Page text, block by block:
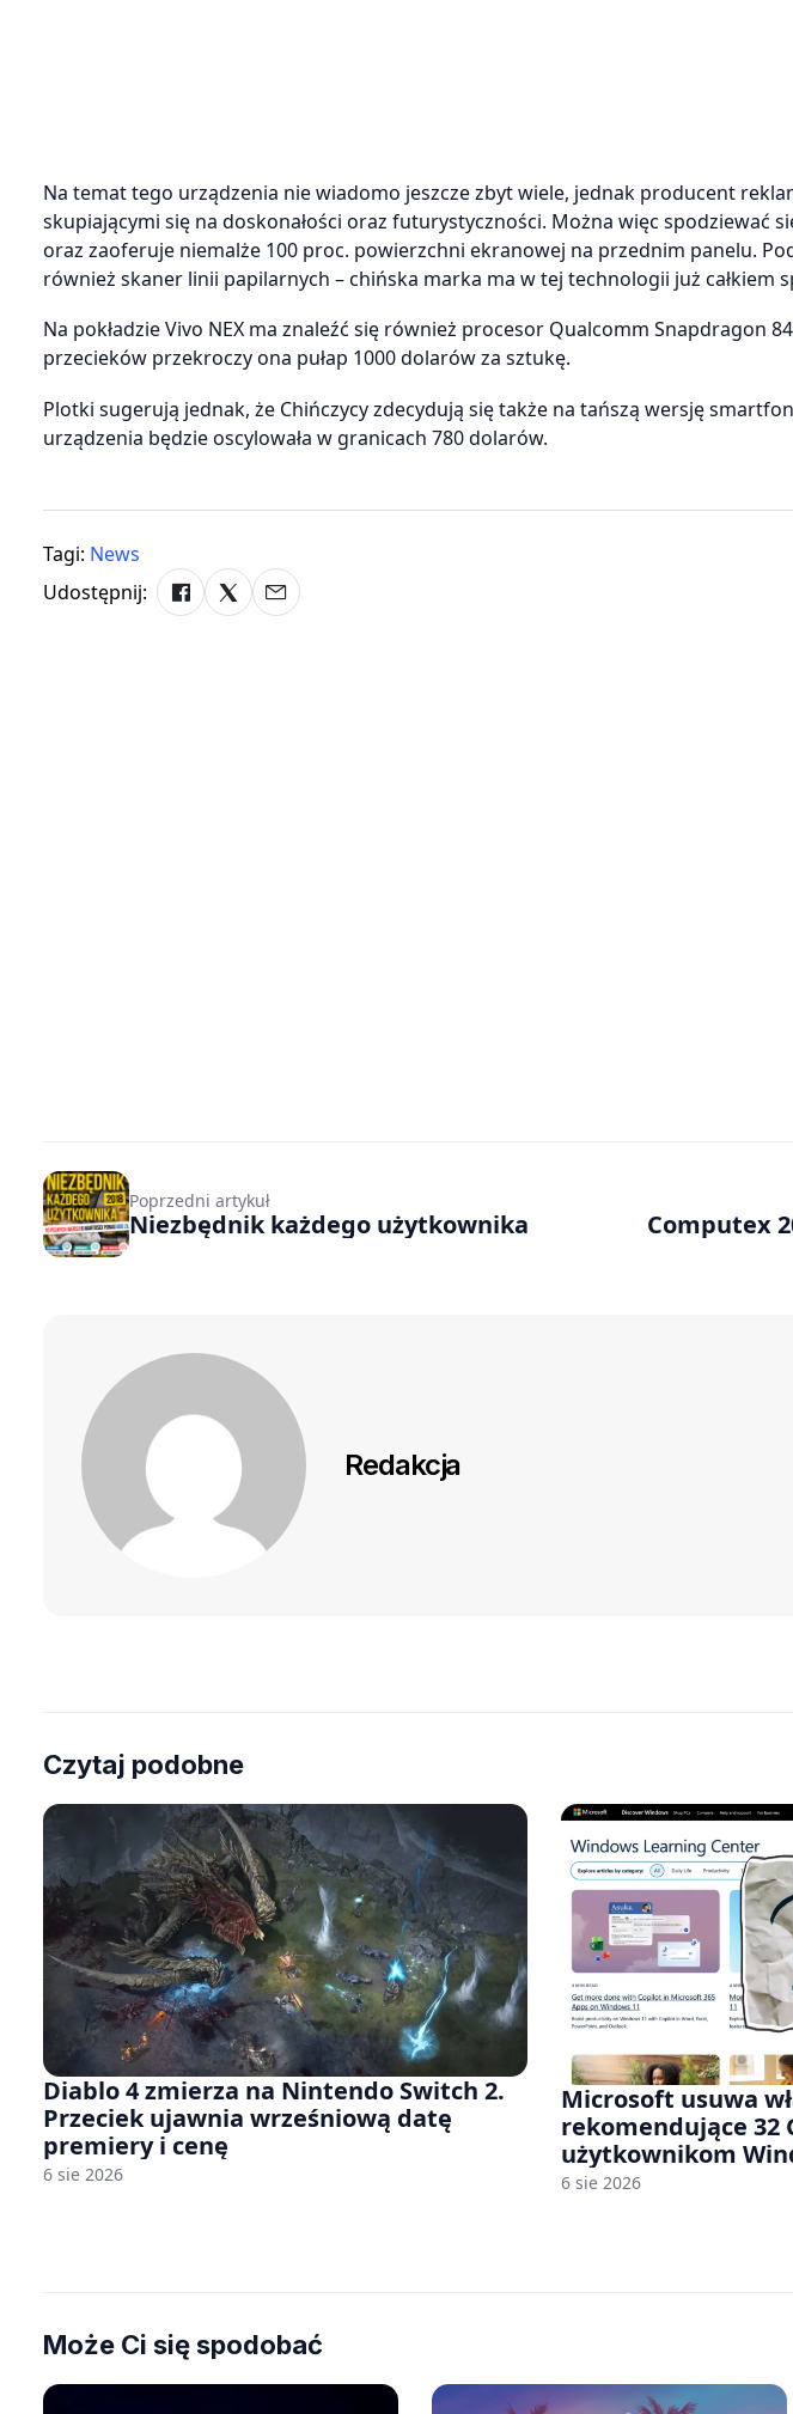
Na temat tego urządzenia nie wiadomo jeszcze zbyt wiele, jednak producent
skupiającymi się na doskonałości oraz futurystyczności. Można więc spodziewać
oraz zaoferuje niemalże 100 proc. powierzchni ekranowej na przednim panelu.
również skaner linii papilarnych – chińska marka ma w tej technologii już całkiem
Na pokładzie Vivo NEX ma znaleźć się również procesor Qualcomm Snapdragon
przecieków przekroczy ona pułap 1000 dolarów za sztukę.
Plotki sugerują jednak, że Chińczycy zdecydują się także na tańszą wersję
urządzenia będzie oscylowała w granicach 780 dolarów.
Tagi: News
Udostępnij:
Poprzedni artykuł
Niezbędnik każdego użytkownika Computex
Redakcja
Czytaj podobne
Diablo 4 zmierza na Nintendo Switch 2.
Przeciek ujawnia wrześniową datę
premiery i cenę
6 sie 2026
Microsoft usuwa
rekomendujące 32
użytkownikom
nam przy tym
6 sie 2026
Może Ci się spodobać